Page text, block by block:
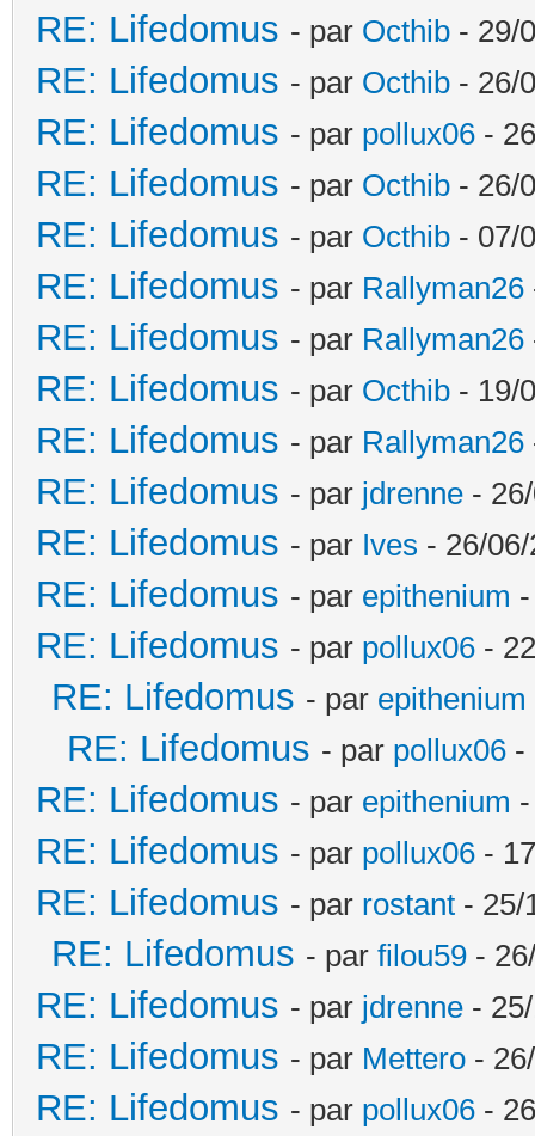
RE: Lifedomus - par Octhib - 29/
RE: Lifedomus - par Octhib - 26/
RE: Lifedomus - par pollux06 -
RE: Lifedomus - par Octhib - 26/
RE: Lifedomus - par Octhib - 07/
RE: Lifedomus - par Rallyman26
RE: Lifedomus - par Rallyman26
RE: Lifedomus - par Octhib - 19/
RE: Lifedomus - par Rallyman26
RE: Lifedomus - par jdrenne -
RE: Lifedomus - par Ives - 26/
RE: Lifedomus - par epithenium
RE: Lifedomus - par pollux06 -
RE: Lifedomus - par epithenium
RE: Lifedomus - par pollux06 -
RE: Lifedomus - par epithenium
RE: Lifedomus - par pollux06 -
RE: Lifedomus - par rostant - 25/
RE: Lifedomus - par filou59 -
RE: Lifedomus - par jdrenne -
RE: Lifedomus - par Mettero -
RE: Lifedomus - par pollux06 -